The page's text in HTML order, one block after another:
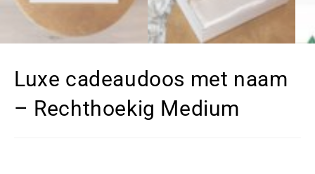
Luxe cadeaudoos met naam
– Rechthoekig Medium